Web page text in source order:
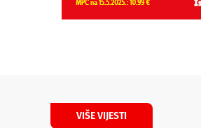
VIŠE VIJESTI